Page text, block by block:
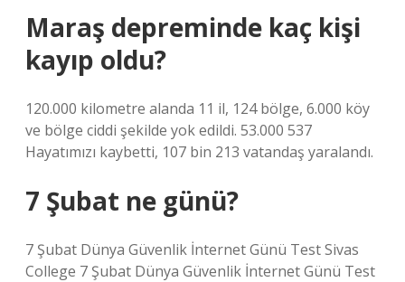
Maraş depreminde kaç kişi
kayıp oldu?
120.000 kilometre alanda 11 il, 124 bölge, 6.000 köy
ve bölge ciddi şekilde yok edildi. 53.000 537
Hayatımızı kaybetti, 107 bin 213 vatandaş yaralandı.
7 Şubat ne günü?
7 Şubat Dünya Güvenlik İnternet Günü Test Sivas
College 7 Şubat Dünya Güvenlik İnternet Günü Test